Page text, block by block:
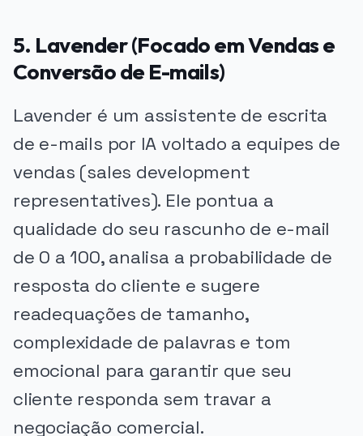
5. Lavender (Focado em Vendas e
Conversão de E-mails)
Lavender é um assistente de escrita
de e-mails por IA voltado a equipes de
vendas (sales development
representatives). Ele pontua a
qualidade do seu rascunho de e-mail
de 0 a 100, analisa a probabilidade de
resposta do cliente e sugere
readequações de tamanho,
complexidade de palavras e tom
emocional para garantir que seu
cliente responda sem travar a
negociação comercial.